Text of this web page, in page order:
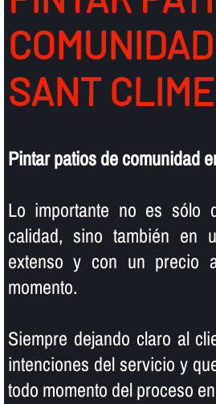
SANT
Pintar patios de comunidad
Lo importante no es sólo
calidad, sino también en
extenso y con un precio
momento.
Siempre dejando claro al
intenciones del servicio y
todo momento del proceso